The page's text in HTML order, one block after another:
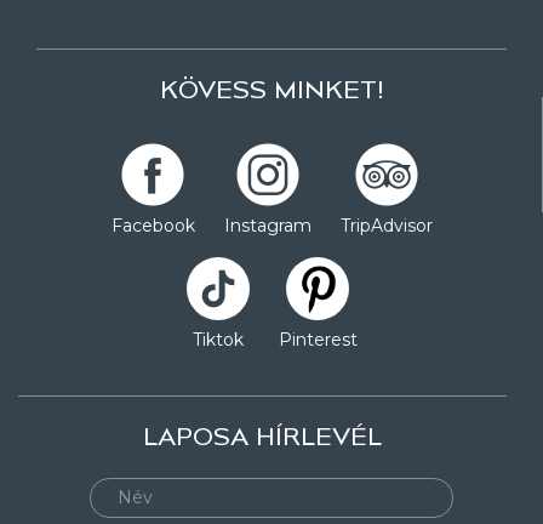
KÖVESS MINKET!
Facebook Instagram TripAdvisor
Tiktok Pinterest
LAPOSA HÍRLEVÉL